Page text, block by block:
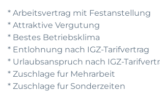
* Arbeitsvertrag mit Festanstellung
* Attraktive Vergutung
* Bestes Betriebsklima
* Entlohnung nach IGZ-Tarifvertrag
* Urlaubsanspruch nach IGZ-
* Zuschlage fur Mehrarbeit
* Zuschlage fur Sonderzeiten